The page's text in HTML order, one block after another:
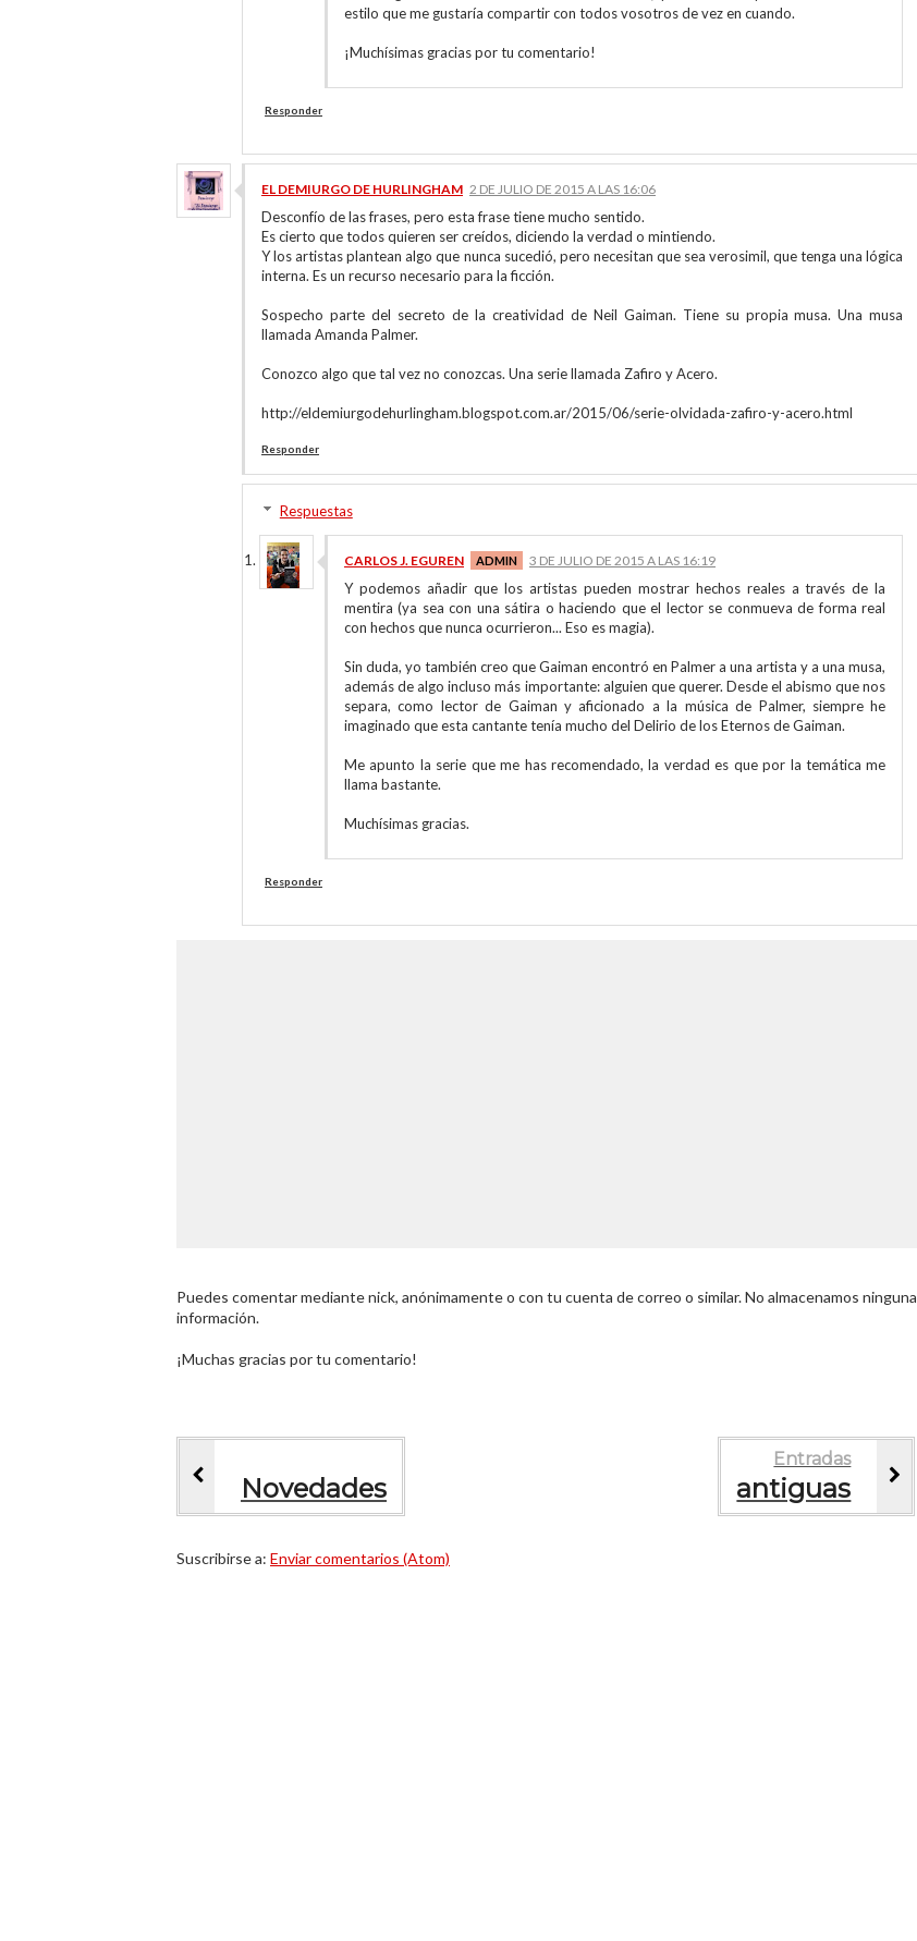
estilo que me gustaría compartir con todos vosotros de vez en cuando.
¡Muchísimas gracias por tu comentario!
Responder
EL DEMIURGO DE HURLINGHAM 2 DE JULIO DE 2015 A LAS 16:06
Desconfío de las frases, pero esta frase tiene mucho sentido.
Es cierto que todos quieren ser creídos, diciendo la verdad o mintiendo.
Y los artistas plantean algo que nunca sucedió, pero necesitan que sea verosimil, que tenga una lógica
interna. Es un recurso necesario para la ficción.
Sospecho parte del secreto de la creatividad de Neil Gaiman. Tiene su propia musa. Una musa
llamada Amanda Palmer.
Conozco algo que tal vez no conozcas. Una serie llamada Zafiro y Acero.
http://eldemiurgodehurlingham.blogspot.com.ar/2015/06/serie-olvidada-zafiro-y-acero.html
Responder
Respuestas
CARLOS J. EGUREN 3 DE JULIO DE 2015 A LAS 16:19
Y podemos añadir que los artistas pueden mostrar hechos reales a través de la
mentira (ya sea con una sátira o haciendo que el lector se conmueva de forma real
con hechos que nunca ocurrieron... Eso es magia).
Sin duda, yo también creo que Gaiman encontró en Palmer a una artista y a una musa,
además de algo incluso más importante: alguien que querer. Desde el abismo que nos
separa, como lector de Gaiman y aficionado a la música de Palmer, siempre he
imaginado que esta cantante tenía mucho del Delirio de los Eternos de Gaiman.
Me apunto la serie que me has recomendado, la verdad es que por la temática me
llama bastante.
Muchísimas gracias.
Responder
Puedes comentar mediante nick, anónimamente o con tu cuenta de correo o similar. No almacenamos ninguna
información.
¡Muchas gracias por tu comentario!
Novedades
Entradas
antiguas
Suscribirse a: Enviar comentarios (Atom)